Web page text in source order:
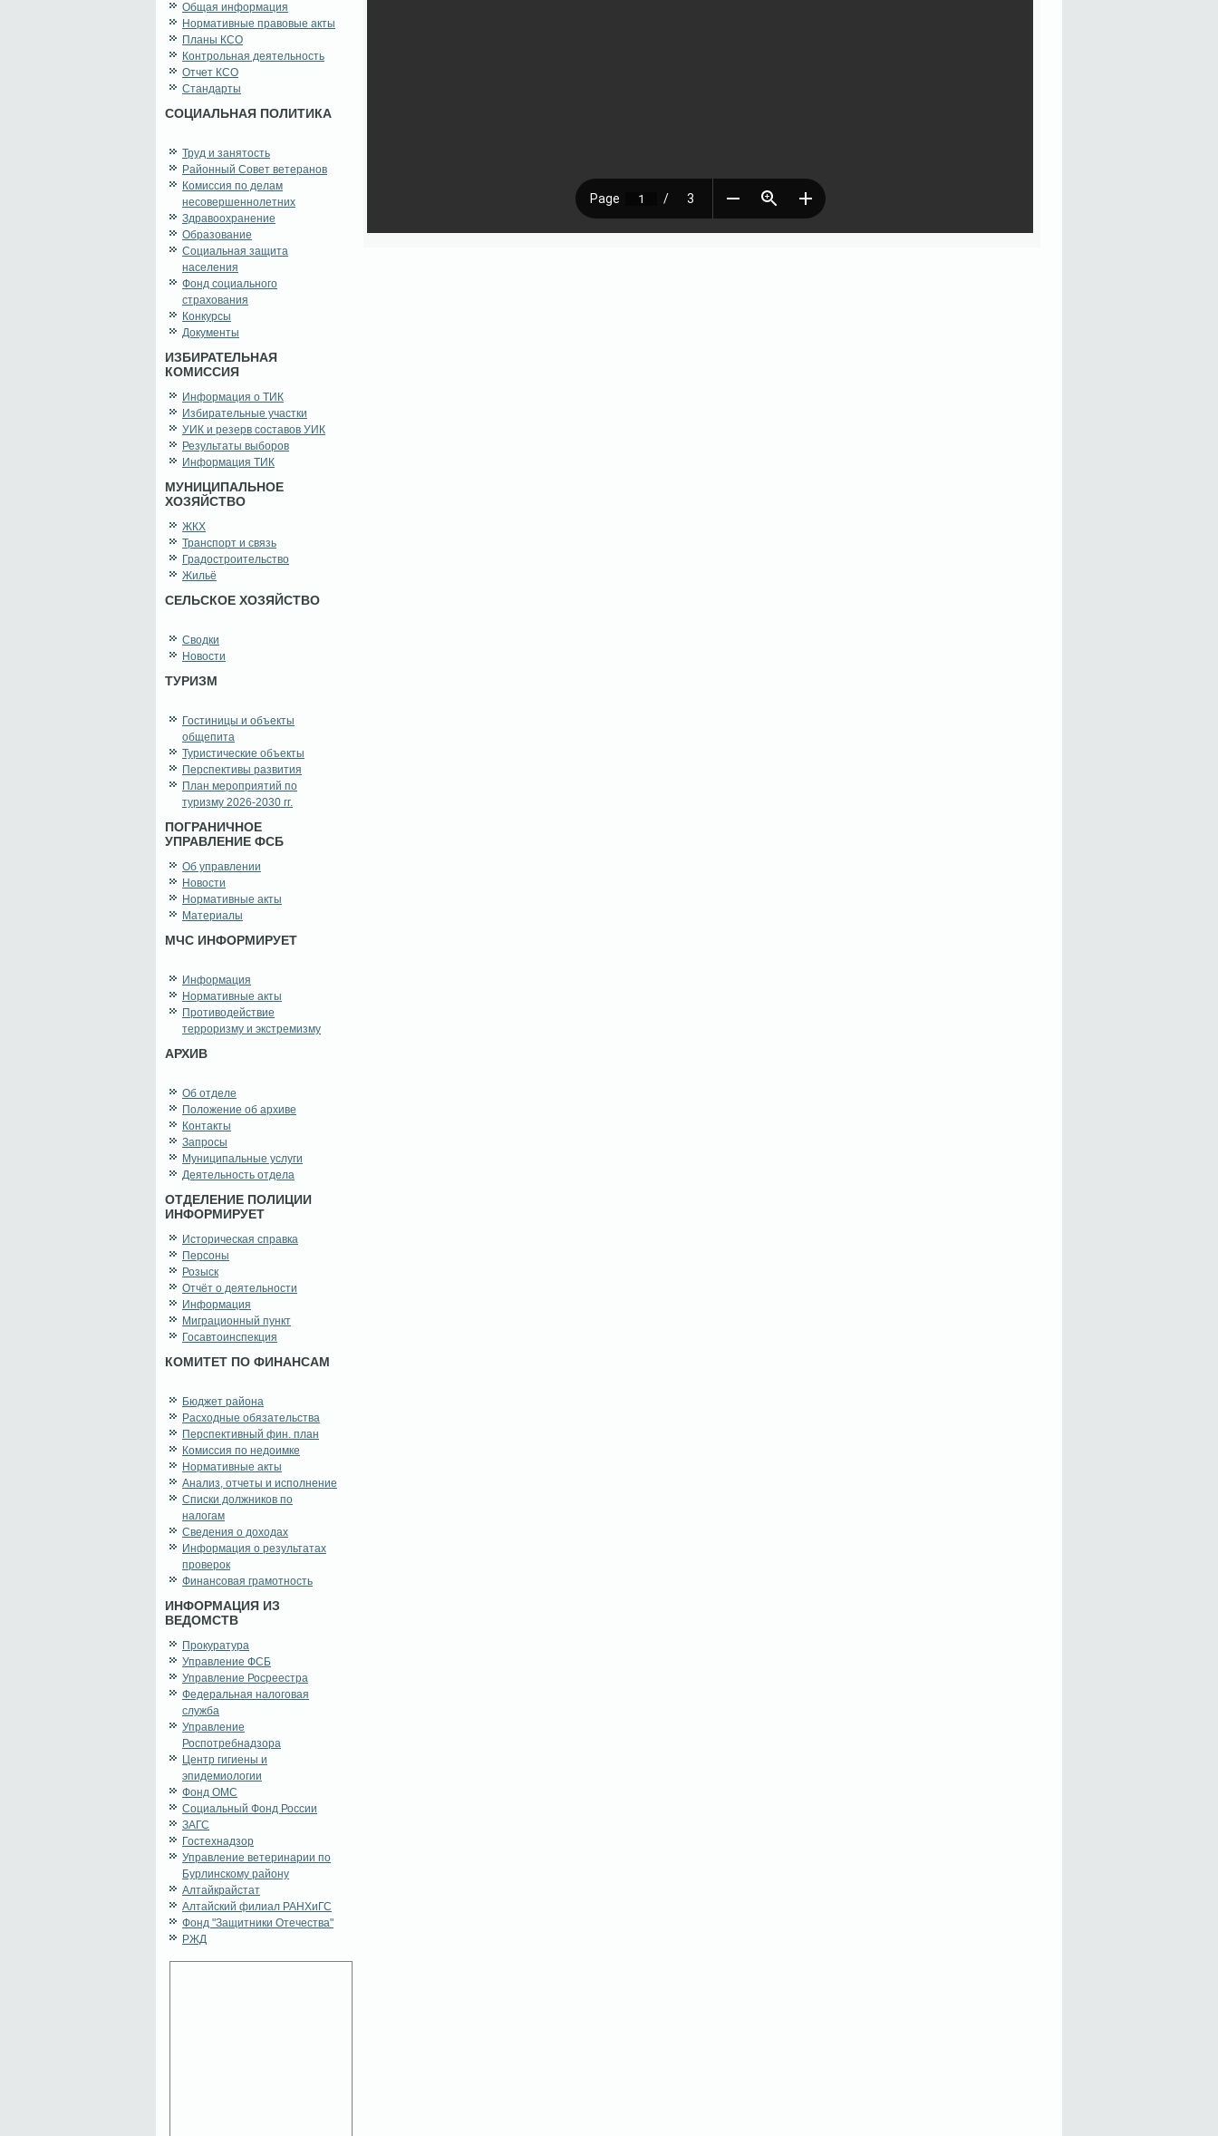
Общая информация
Нормативные правовые акты
Планы КСО
Контрольная деятельность
Отчет КСО
Стандарты
СОЦИАЛЬНАЯ ПОЛИТИКА
Труд и занятость
Районный Совет ветеранов
Комиссия по делам
несовершеннолетних
Здравоохранение
Образование
Социальная защита
населения
Фонд социального
страхования
Конкурсы
Документы
ИЗБИРАТЕЛЬНАЯ
КОМИССИЯ
Информация о ТИК
Избирательные участки
УИК и резерв составов УИК
Результаты выборов
Информация ТИК
МУНИЦИПАЛЬНОЕ
ХОЗЯЙСТВО
ЖКХ
Транспорт и связь
Градостроительство
Жильё
СЕЛЬСКОЕ ХОЗЯЙСТВО
Сводки
Новости
ТУРИЗМ
Гостиницы и объекты
общепита
Туристические объекты
Перспективы развития
План мероприятий по
туризму 2026-2030 гг.
ПОГРАНИЧНОЕ
УПРАВЛЕНИЕ ФСБ
Об управлении
Новости
Нормативные акты
Материалы
МЧС ИНФОРМИРУЕТ
Информация
Нормативные акты
Противодействие
терроризму и экстремизму
АРХИВ
Об отделе
Положение об архиве
Контакты
Запросы
Муниципальные услуги
Деятельность отдела
ОТДЕЛЕНИЕ ПОЛИЦИИ
ИНФОРМИРУЕТ
Историческая справка
Персоны
Розыск
Отчёт о деятельности
Информация
Миграционный пункт
Госавтоинспекция
КОМИТЕТ ПО ФИНАНСАМ
Бюджет района
Расходные обязательства
Перспективный фин. план
Комиссия по недоимке
Нормативные акты
Анализ, отчеты и исполнение
Списки должников по
налогам
Сведения о доходах
Информация о результатах
проверок
Финансовая грамотность
ИНФОРМАЦИЯ ИЗ
ВЕДОМСТВ
Прокуратура
Управление ФСБ
Управление Росреестра
Федеральная налоговая
служба
Управление
Роспотребнадзора
Центр гигиены и
эпидемиологии
Фонд ОМС
Социальный Фонд России
ЗАГС
Гостехнадзор
Управление ветеринарии по
Бурлинскому району
Алтайкрайстат
Алтайский филиал РАНХиГС
Фонд "Защитники Отечества"
РЖД